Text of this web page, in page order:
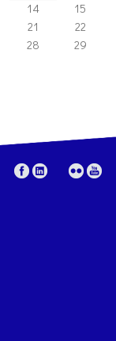
14
15
21
22
28
29